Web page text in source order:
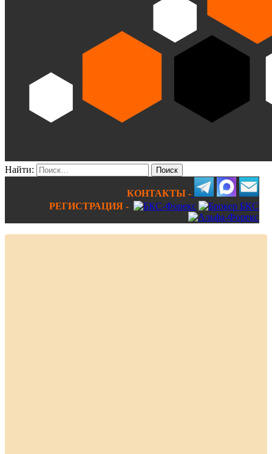
Найти:
КОНТАКТЫ -
РЕГИСТРАЦИЯ -